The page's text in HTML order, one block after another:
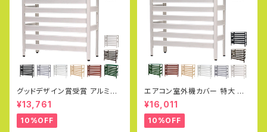
グッドデザイン賞受賞 アルミ製
エアコン室外機カバー（大型タイ
プ）Lサイズ エアコン室外機対応
実用新案取得
¥13,761
10%OFF
エアコン室外機カバー 特大 ジ
ャンボサイズ 1080×390×945
mm グッドデザイン賞受賞 アル
ミ製 木目調 エアコンカバー ベ
ランダ 雨 雪 日よけ KB-108
¥16,011
10%OFF